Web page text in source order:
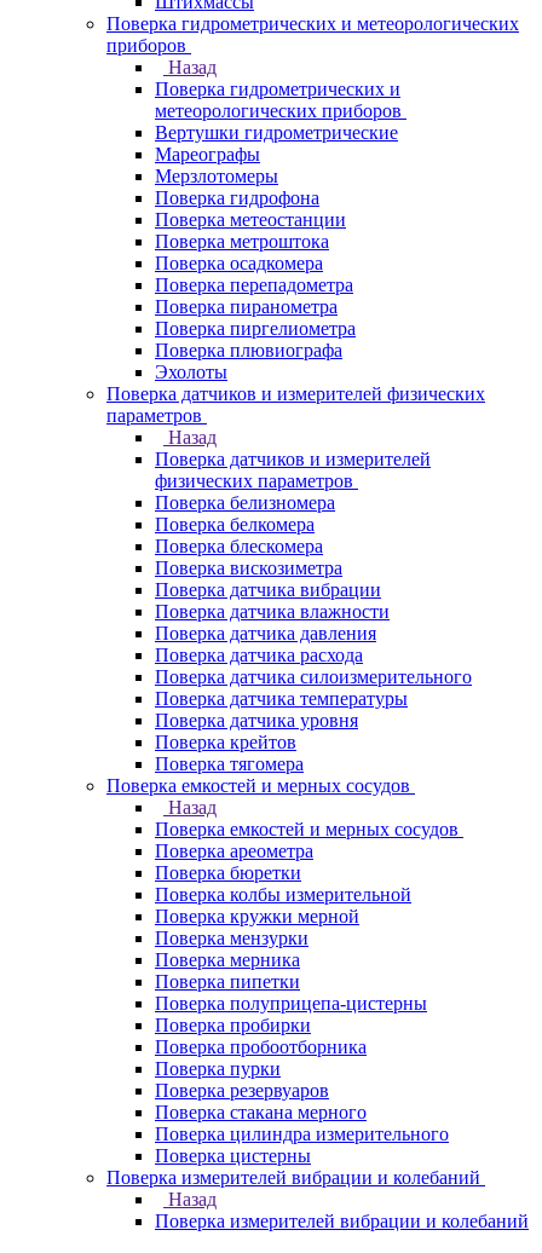
Поверка гидрометрических и метеорологических
приборов
Назад
Поверка гидрометрических и
метеорологических приборов
Вертушки гидрометрические
Мареографы
Мерзлотомеры
Поверка гидрофона
Поверка метеостанции
Поверка метроштока
Поверка осадкомера
Поверка перепадометра
Поверка пиранометра
Поверка пиргелиометра
Поверка плювиографа
Эхолоты
Поверка датчиков и измерителей физических
параметров
Назад
Поверка датчиков и измерителей
физических параметров
Поверка белизномера
Поверка белкомера
Поверка блескомера
Поверка вискозиметра
Поверка датчика вибрации
Поверка датчика влажности
Поверка датчика давления
Поверка датчика расхода
Поверка датчика силоизмерительного
Поверка датчика температуры
Поверка датчика уровня
Поверка крейтов
Поверка тягомера
Поверка емкостей и мерных сосудов
Назад
Поверка емкостей и мерных сосудов
Поверка ареометра
Поверка бюретки
Поверка колбы измерительной
Поверка кружки мерной
Поверка мензурки
Поверка мерника
Поверка пипетки
Поверка полуприцепа-цистерны
Поверка пробирки
Поверка пробоотборника
Поверка пурки
Поверка резервуаров
Поверка стакана мерного
Поверка цилиндра измерительного
Поверка цистерны
Поверка измерителей вибрации и колебаний
Назад
Поверка измерителей вибрации и колебаний